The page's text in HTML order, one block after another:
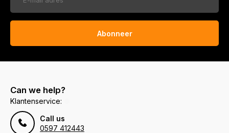
Abonneer
Can we help?
Klantenservice:
Call us
0597 412443